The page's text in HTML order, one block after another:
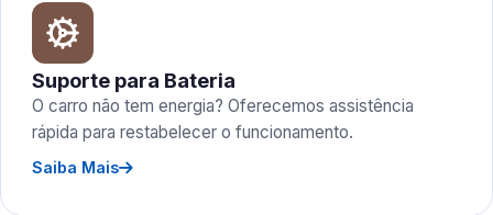
Suporte para Bateria
O carro não tem energia? Oferecemos assistência
rápida para restabelecer o funcionamento.
Saiba Mais